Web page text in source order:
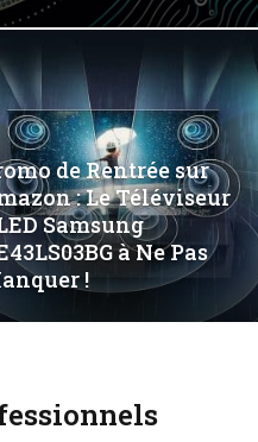
de Rentrée sur
: Le Téléviseur
Samsung
à Ne Pas
!